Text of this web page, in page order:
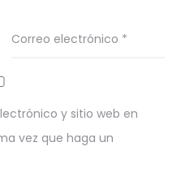
Correo electrónico *
y sitio web en
vez que haga un